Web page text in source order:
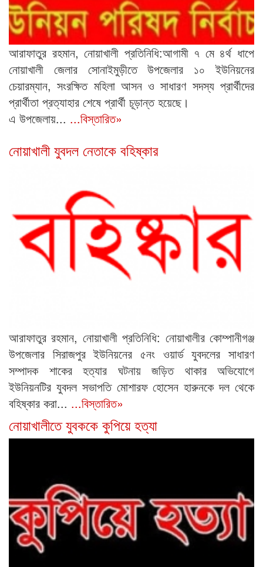
আরাফাতুর রহমান, নোয়াখালী প্রতিনিধি:আগামী ৭ মে ৪র্থ ধাপে
নোয়াখালী জেলার সোনাইমুড়ীতে উপজেলার ১০ ইউনিয়নের
চেয়ারম্যান, সংরক্ষিত মহিলা আসন ও সাধারণ সদস্য প্রার্থীদের
প্রার্থীতা প্রত্যাহার শেষে প্রার্থী চূড়ান্ত হয়েছে।
এ উপজেলায়... ...বিস্তারিত»
নোয়াখালী যুবদল নেতাকে বহিষ্কার
আরাফাতুর রহমান, নোয়াখালী প্রতিনিধি: নোয়াখালীর কোম্পানীগঞ্জ
উপজেলার সিরাজপুর ইউনিয়নের ৫নং ওয়ার্ড যুবদলের সাধারণ
সম্পাদক শাকের হত্যার ঘটনায় জড়িত থাকার অভিযোগে
ইউনিয়নটির যুবদল সভাপতি মোশারফ হোসেন হারুনকে দল থেকে
বহিষ্কার করা... ...বিস্তারিত»
নোয়াখালীতে যুবককে কুপিয়ে হত্যা